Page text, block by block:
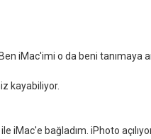
iMac'imi o da beni tanımaya
kayabiliyor.
iMac'e bağladım. iPhoto